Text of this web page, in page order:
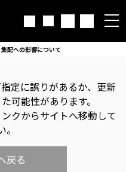
配への影響について
定に誤りがあるか、更新
可能性があります。
クからサイトへ移動して
戻る